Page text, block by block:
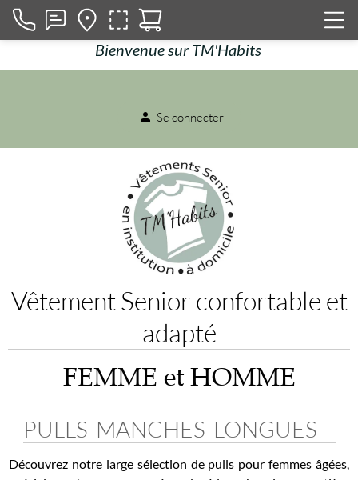
Bienvenue sur TM'Habits
person Se connecter
Vêtement Senior confortable et
adapté
FEMME et HOMME
PULLS MANCHES LONGUES
Découvrez notre large sélection de pulls pour femmes âgées,